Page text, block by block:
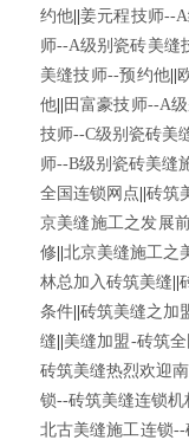
约他|| 姜元程技师--
师--A级别瓷砖美缝
美缝技师--预约他
他|| 田富豪技师--A
技师--C级别瓷砖美
师--B级别瓷砖美缝
全国连锁网点 砖筑
京美缝施工之发展
修 北京美缝施工之
林总加入砖筑美缝
条件|| 砖筑美缝之加
缝 美缝加盟-砖筑
砖筑美缝热烈欢迎
锁--砖筑美缝连锁机
北古美缝施工连锁